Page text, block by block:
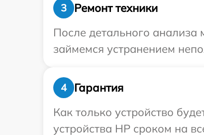
3
Ремонт техники
После детального
займемся устранением
4
Гарантия
Как только устройство
устройства HP сроком на